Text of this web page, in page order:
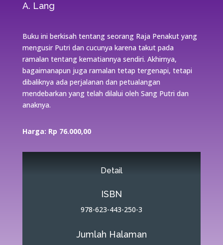
A. Lang
Buku ini berkisah tentang seorang Raja Penakut yang
mengusir Putri dan cucunya karena takut pada
ramalan tentang kematiannya sendiri. Akhirnya,
bagaimanapun juga ramalan tetap tergenapi, tetapi
dibaliknya ada perjalanan dan petualangan
mendebarkan yang telah dilalui oleh Sang Putri dan
anaknya.
Harga: Rp 76.000,00
Detail
ISBN
978-623-443-250-3
Jumlah Halaman